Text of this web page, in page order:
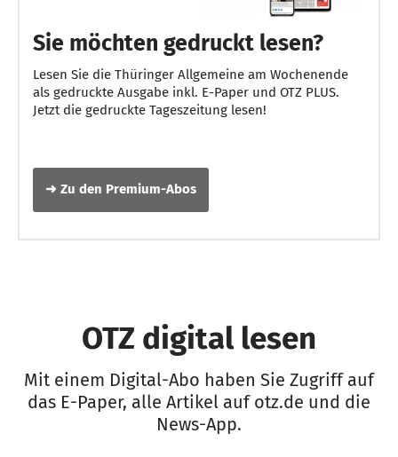
Sie möchten gedruckt lesen?
Lesen Sie die Thüringer Allgemeine am Wochenende
als gedruckte Ausgabe inkl. E-Paper und OTZ PLUS.
Jetzt die gedruckte Tageszeitung lesen!
➜ Zu den Premium-Abos
OTZ digital lesen
Mit einem Digital-Abo haben Sie Zugriff auf
das E-Paper, alle Artikel auf otz.de und die
News-App.